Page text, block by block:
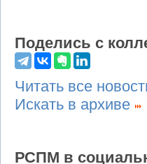
Поделись с
Читать все
Искать в архиве
РСПМ в